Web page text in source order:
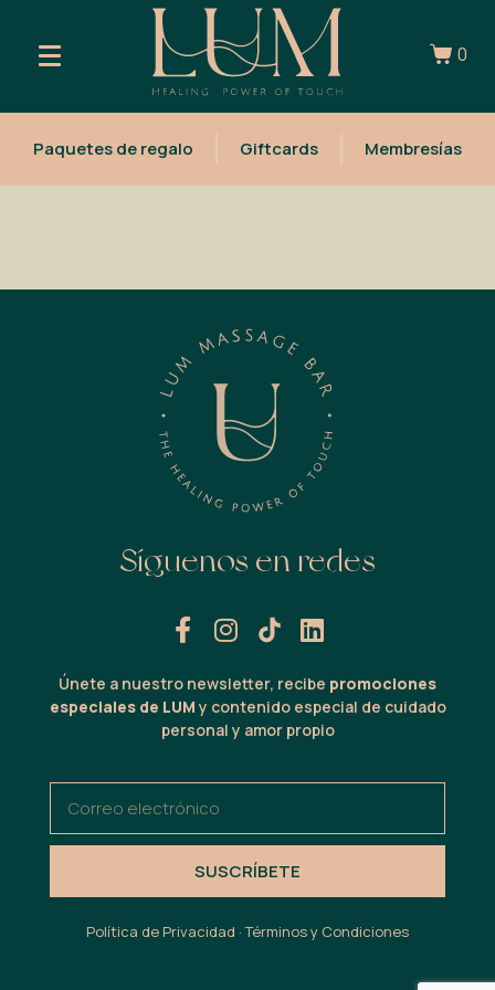
0
Paquetes de regalo Giftcards Membresías
Síguenos en redes
Únete a nuestro newsletter, recibe promociones
especiales de LUM y contenido especial de cuidado
personal y amor propio
SUSCRÍBETE
Política de Privacidad · Términos y Condiciones